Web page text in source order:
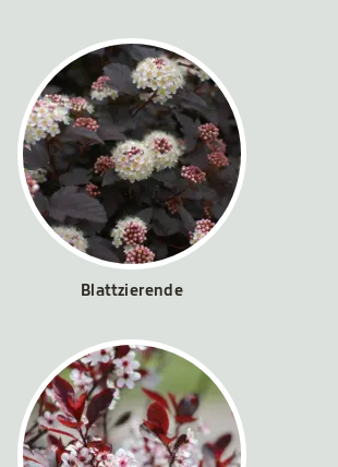
Blattzierende